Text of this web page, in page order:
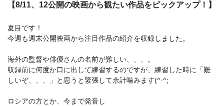
【8/11、12公開の映画から観たい作品をピックアップ！】
夏目です！
今週も週末公開映画から注目作品の紹介を収録しました。
海外の監督や俳優さんの名前が難しい、、、。
収録前に何度か口に出して練習するのですが、練習した時に「難
しいぞ、、、」と思うと緊張して余計噛みます(^-^;
ロシアの方とか、今まで発音し